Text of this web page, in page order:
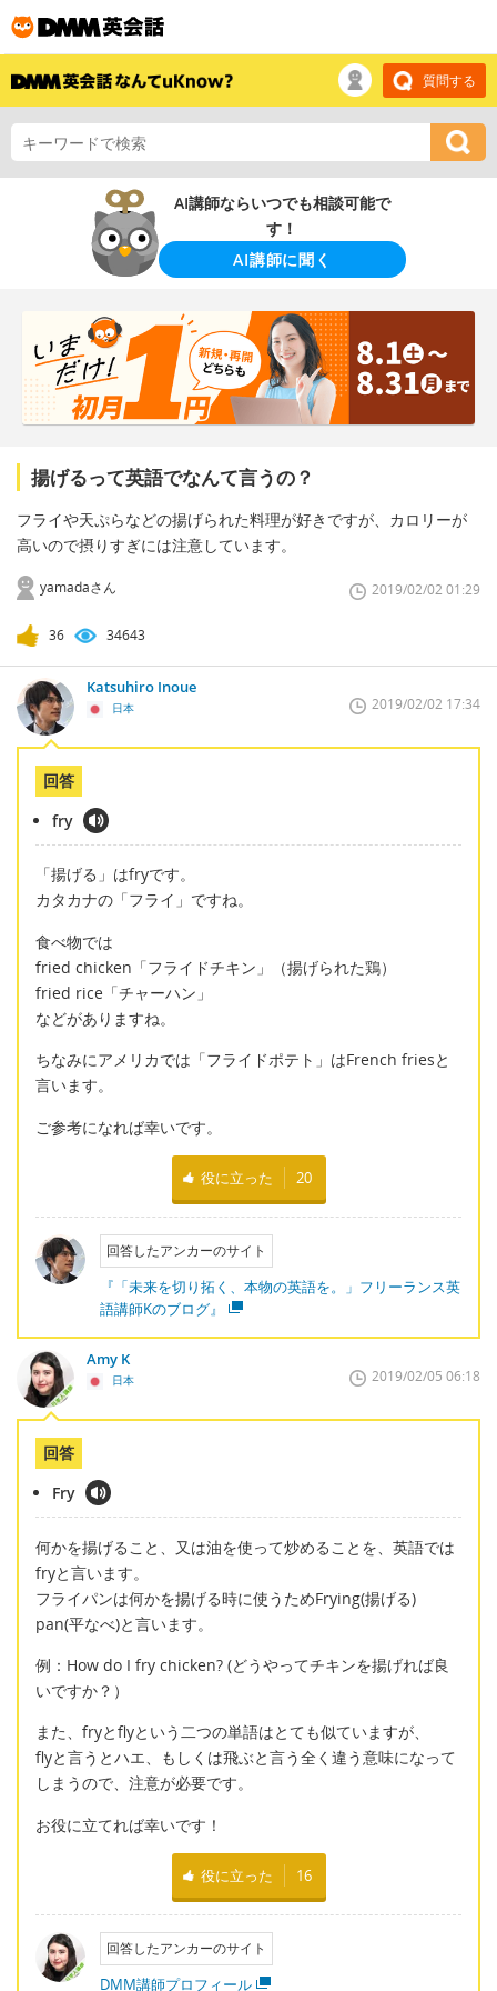
質問する
AI講師ならいつでも相談可能で
す！
AI講師に聞く
揚げるって英語でなんて言うの？
フライや天ぷらなどの揚げられた料理が好きですが、カロリーが
高いので摂りすぎには注意しています。
yamadaさん 2019/02/02 01:29
36 34643
Katsuhiro Inoue
日本 2019/02/02 17:34
回答
fry
「揚げる」はfryです。
カタカナの「フライ」ですね。
食べ物では
fried chicken「フライドチキン」（揚げられた鶏）
fried rice「チャーハン」
などがありますね。
ちなみにアメリカでは「フライドポテト」はFrench friesと
言います。
ご参考になれば幸いです。
役に立った 20
回答したアンカーのサイト
『「未来を切り拓く、本物の英語を。」フリーランス英
語講師Kのブログ』
Amy K
日本 2019/02/05 06:18
回答
Fry
何かを揚げること、又は油を使って炒めることを、英語では
fryと言います。
フライパンは何かを揚げる時に使うためFrying(揚げる)
pan(平なべ)と言います。
例：How do I fry chicken? (どうやってチキンを揚げれば良
いですか？）
また、fryとflyという二つの単語はとても似ていますが、
flyと言うとハエ、もしくは飛ぶと言う全く違う意味になって
しまうので、注意が必要です。
お役に立てれば幸いです！
役に立った 16
回答したアンカーのサイト
DMM講師プロフィール